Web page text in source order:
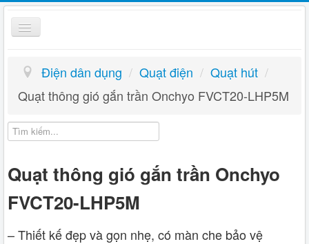
Toggle
Navigation
Điện dân dụng
Giỏ hàng
Hướng dẫn
Điện dân dụng / Quạt điện / Quạt hút /
Quạt thông gió gắn trần Onchyo FVCT20-LHP5M
Quạt thông gió gắn trần Onchyo
FVCT20-LHP5M
– Thiết kế đẹp và gọn nhẹ, có màn che bảo vệ